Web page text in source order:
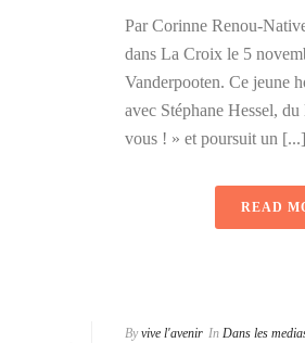
Par Corinne Renou-
dans La Croix le 5
Vanderpooten. Ce jeune
avec Stéphane Hessel,
vous ! » et poursuit un [...]
READ
By vive l'avenir In Dans les